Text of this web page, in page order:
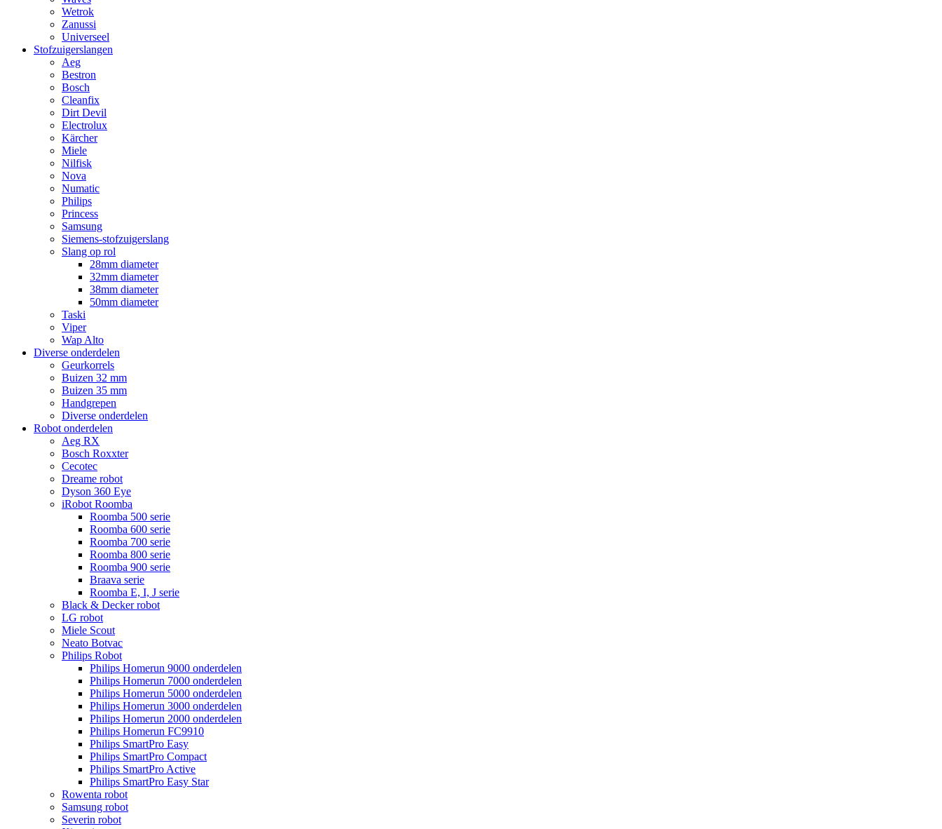
Wetrok
Zanussi
Universeel
Stofzuigerslangen
Aeg
Bestron
Bosch
Cleanfix
Dirt Devil
Electrolux
Kärcher
Miele
Nilfisk
Nova
Numatic
Philips
Princess
Samsung
Siemens-stofzuigerslang
Slang op rol
28mm diameter
32mm diameter
38mm diameter
50mm diameter
Taski
Viper
Wap Alto
Diverse onderdelen
Geurkorrels
Buizen 32 mm
Buizen 35 mm
Handgrepen
Diverse onderdelen
Robot onderdelen
Aeg RX
Bosch Roxxter
Cecotec
Dreame robot
Dyson 360 Eye
iRobot Roomba
Roomba 500 serie
Roomba 600 serie
Roomba 700 serie
Roomba 800 serie
Roomba 900 serie
Braava serie
Roomba E, I, J serie
Black & Decker robot
LG robot
Miele Scout
Neato Botvac
Philips Robot
Philips Homerun 9000 onderdelen
Philips Homerun 7000 onderdelen
Philips Homerun 5000 onderdelen
Philips Homerun 3000 onderdelen
Philips Homerun 2000 onderdelen
Philips Homerun FC9910
Philips SmartPro Easy
Philips SmartPro Compact
Philips SmartPro Active
Philips SmartPro Easy Star
Rowenta robot
Samsung robot
Severin robot